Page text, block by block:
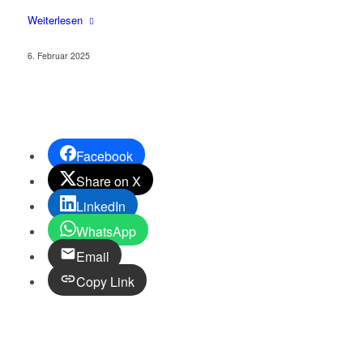
Weiterlesen
6. Februar 2025
Facebook
Share on X
LinkedIn
WhatsApp
Email
Copy Link